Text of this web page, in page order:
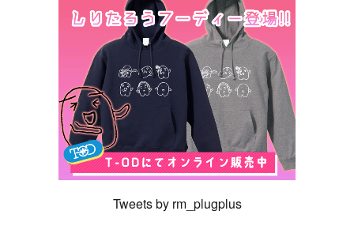
Tweets by rm_plugplus